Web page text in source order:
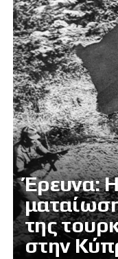
Έρευνα:
της
στην